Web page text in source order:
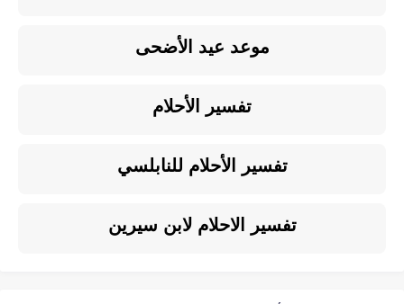
موعد عيد الأضحى
تفسير الأحلام
تفسير الأحلام للنابلسي
تفسير الاحلام لابن سيرين